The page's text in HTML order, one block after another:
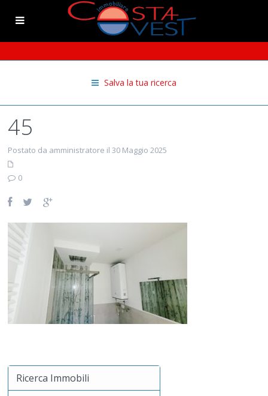
Salva la tua ricerca
45
Postato da amministratore il 30 Maggio 2025
0
Ricerca Immobili